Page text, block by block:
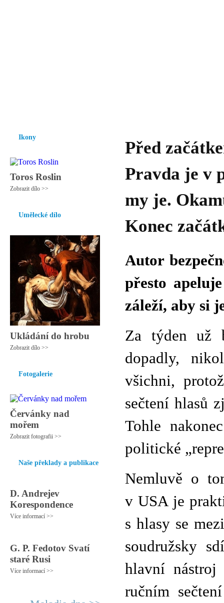
Ikony
Toros Roslin
Zobrazit dílo >>
Umělecké dílo
Ukládání do hrobu
Zobrazit dílo >>
Fotogalerie
Červánky nad
mořem
Zobrazit fotografii >>
Naše překlady a publikace
D. Andrejev
Korespondence
Více informací >>
G. P. Fedotov Svatí
staré Rusi
Více informací >>
Před
Pravda je v
my je.
Konec
Autor
přesto
záleží, aby si
Za týden už
dopadly,
všichni,
sečtení hlasů
Tohle
politické
Nemluvě o
v USA je
s hlasy se
soudružsky
hlavní nástroj
ručním